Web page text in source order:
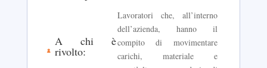
A chi è
rivolto:
Lavoratori che, all’interno
dell’azienda, hanno il
compito di movimentare
carichi, materiale e